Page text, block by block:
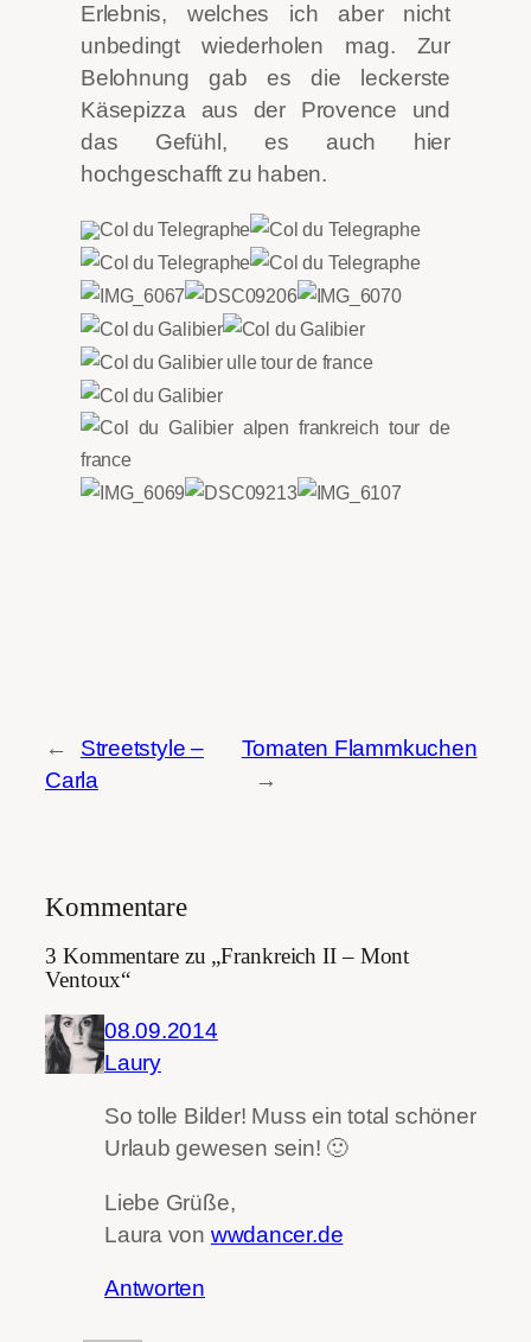
Erlebnis, welches ich aber nicht
unbedingt wiederholen mag. Zur
Belohnung gab es die leckerste
Käsepizza aus der Provence und
das Gefühl, es auch hier
hochgeschafft zu haben.
←
Streetstyle –
Carla
Tomaten Flammkuchen
→
Kommentare
3 Kommentare zu „Frankreich II – Mont
Ventoux“
08.09.2014
Laury
So tolle Bilder! Muss ein total schöner
Urlaub gewesen sein! 🙂
Liebe Grüße,
Laura von wwdancer.de
Antworten